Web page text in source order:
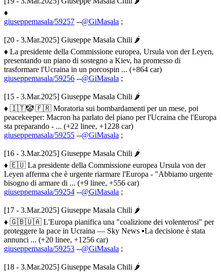
♦
giuseppemasala/59257 --@GiMasala ;
[20 - 3.Mar.2025] Giuseppe Masala Chili 🌶
♦ La presidente della Commissione europea, Ursula von der Leyen,
presentando un piano di sostegno a Kiev, ha promesso di
trasformare l'Ucraina in un porcospin ... (+864 car)
giuseppemasala/59256 --@GiMasala ;
[15 - 3.Mar.2025] Giuseppe Masala Chili 🌶
♦ 🇮🇹🤡 🇫🇷 Moratoria sui bombardamenti per un mese, poi
peacekeeper: Macron ha parlato del piano per l'Ucraina che l'Europa
sta preparando - ... (+22 linee, +1228 car)
giuseppemasala/59255 --@GiMasala ;
[16 - 3.Mar.2025] Giuseppe Masala Chili 🌶
♦ 🇪🇺 La presidente della Commissione europea Ursula von der
Leyen afferma che è urgente riarmare l'Europa - "Abbiamo urgente
bisogno di armare di ... (+9 linee, +556 car)
giuseppemasala/59254 --@GiMasala ;
[17 - 3.Mar.2025] Giuseppe Masala Chili 🌶
♦ 🇬🇧🇺🇦 L'Europa pianifica una "coalizione dei volenterosi" per
proteggere la pace in Ucraina — Sky News ▪️La decisione è stata
annunci ... (+20 linee, +1256 car)
giuseppemasala/59253 --@GiMasala ;
[18 - 3.Mar.2025] Giuseppe Masala Chili 🌶